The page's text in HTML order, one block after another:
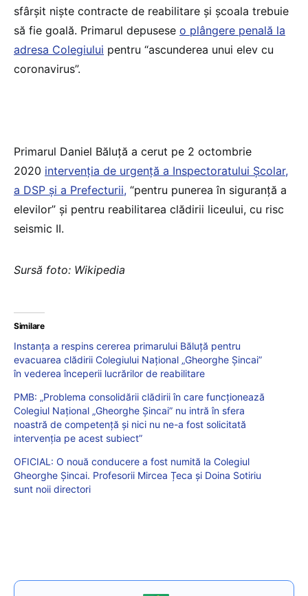
sfârșit niște contracte de reabilitare și școala trebuie
să fie goală. Primarul depusese o plângere penală la
adresa Colegiului pentru “ascunderea unui elev cu
coronavirus”.
Primarul Daniel Băluță a cerut pe 2 octombrie
2020 intervenția de urgență a Inspectoratului Școlar,
a DSP și a Prefecturii, “pentru punerea în siguranță a
elevilor” și pentru reabilitarea clădirii liceului, cu risc
seismic II.
Sursă foto: Wikipedia
Similare
Instanța a respins cererea primarului Băluță pentru
evacuarea clădirii Colegiului Național „Gheorghe Șincai”
în vederea începerii lucrărilor de reabilitare
PMB: „Problema consolidării clădirii în care funcționează
Colegiul Național „Gheorghe Șincai” nu intră în sfera
noastră de competență și nici nu ne-a fost solicitată
intervenția pe acest subiect”
OFICIAL: O nouă conducere a fost numită la Colegiul
Gheorghe Șincai. Profesorii Mircea Țeca și Doina Sotiriu
sunt noii directori